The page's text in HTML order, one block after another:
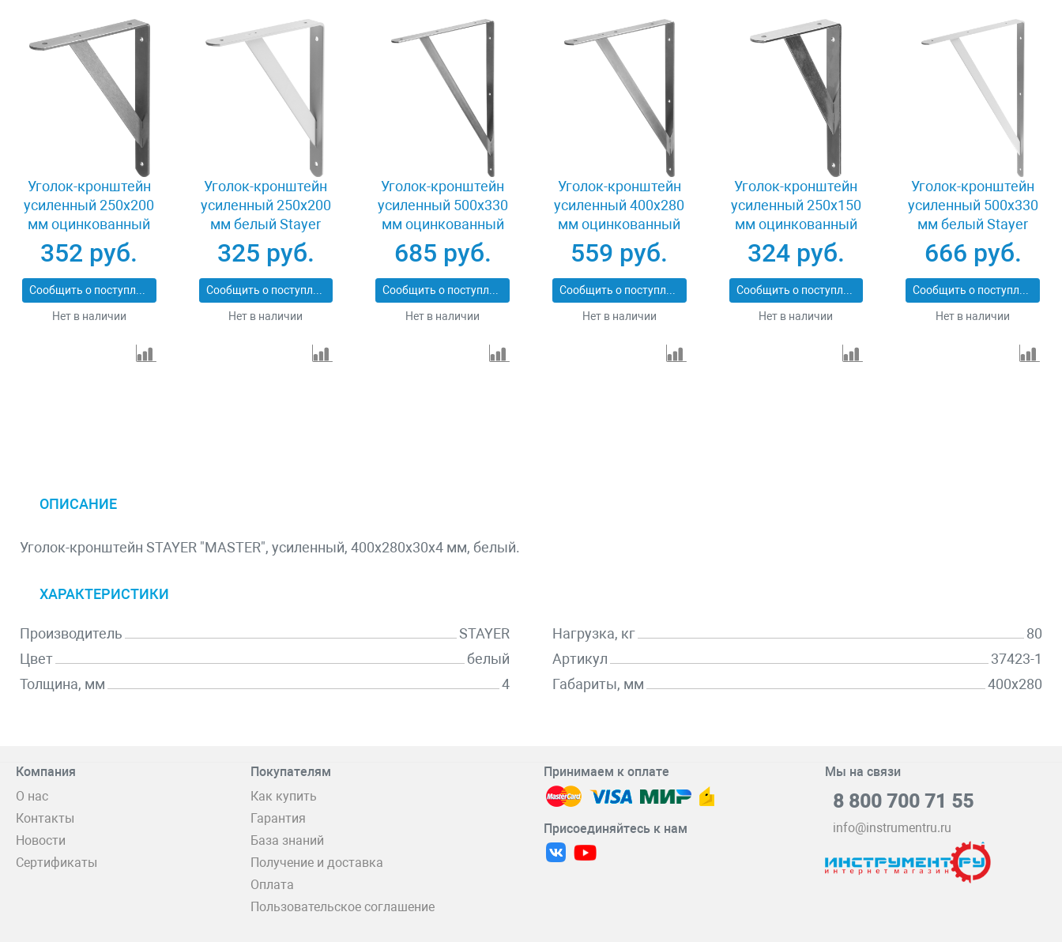
Уголок-кронштейн
усиленный 250х200
мм оцинкованный
Stayer MASTER
37421-5
352 руб.
Сообщить о поступлении
Нет в наличии
Уголок-кронштейн
усиленный 250х200
мм белый Stayer
MASTER 37421-1
325 руб.
Сообщить о поступлении
Нет в наличии
Уголок-кронштейн
усиленный 500х330
мм оцинкованный
Stayer MASTER
37424-5
685 руб.
Сообщить о поступлении
Нет в наличии
Уголок-кронштейн
усиленный 400х280
мм оцинкованный
Stayer MASTER
37423-5
559 руб.
Сообщить о поступлении
Нет в наличии
Уголок-кронштейн
усиленный 250х150
мм оцинкованный
Stayer MASTER
37420-5
324 руб.
Сообщить о поступлении
Нет в наличии
Уголок-кронштейн
усиленный 500х330
мм белый Stayer
MASTER 37424-1
666 руб.
Сообщить о поступлении
Нет в наличии
ОПИСАНИЕ
Уголок-кронштейн STAYER "MASTER", усиленный, 400х280х30х4 мм, белый.
ХАРАКТЕРИСТИКИ
Производитель
STAYER
Цвет
белый
Толщина, мм
4
Нагрузка, кг
80
Артикул
37423-1
Габариты, мм
400х280
Компания
О нас
Контакты
Новости
Сертификаты
Покупателям
Как купить
Гарантия
База знаний
Получение и доставка
Оплата
Пользовательское соглашение
Принимаем к оплате
Присоединяйтесь к нам
Мы на связи
8 800 700 71 55
info@instrumentru.ru